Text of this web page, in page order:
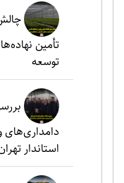
تأمین
توسعه
دامداری‌های
استاندار